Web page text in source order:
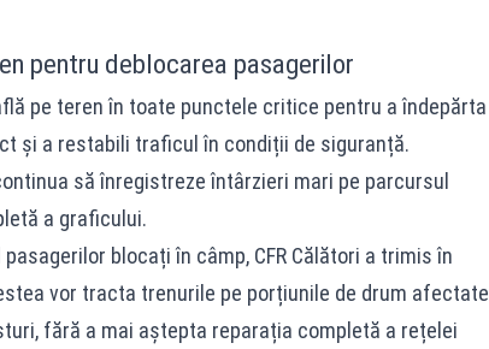
pentru deblocarea pasagerilor
pe teren în toate punctele critice pentru a îndepărta
și a restabili traficul în condiții de siguranță.
să înregistreze întârzieri mari pe parcursul
a graficului.
blocați în câmp, CFR Călători a trimis în
vor tracta trenurile pe porțiunile de drum afectate
fără a mai aștepta reparația completă a rețelei